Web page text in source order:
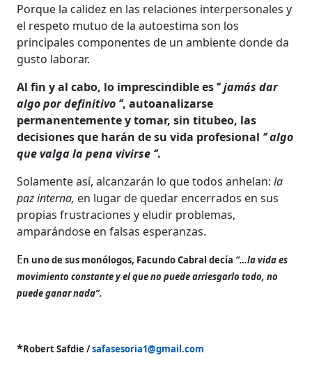
Porque la calidez en las relaciones interpersonales y
el respeto mutuo de la autoestima son los
principales componentes de un ambiente donde da
gusto laborar.
Al fin y al cabo, lo imprescindible es ‘’jamás dar
algo por definitivo ‘’, autoanalizarse
permanentemente y tomar, sin titubeo, las
decisiones que harán de su vida profesional ‘’ algo
que valga la pena vivirse ‘’.
Solamente así, alcanzarán lo que todos anhelan:la
paz interna, en lugar de quedar encerrados en sus
propias frustraciones y eludir problemas,
amparándose en falsas esperanzas.
En uno de sus monólogos, Facundo Cabral decía ‘’…la vida es
movimiento constante y el que no puede arriesgarlo todo, no
puede ganar nada”.
*Robert Safdie /safasesoria1@gmail.com